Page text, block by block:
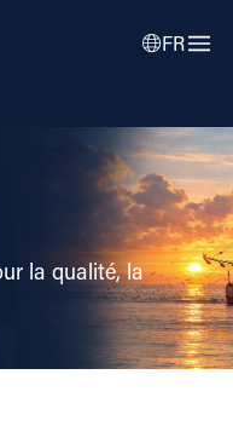
FR
la qualité, la